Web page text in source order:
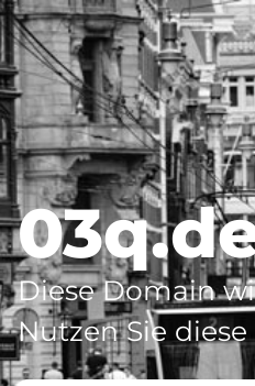
Diese Domain
Nutzen Sie